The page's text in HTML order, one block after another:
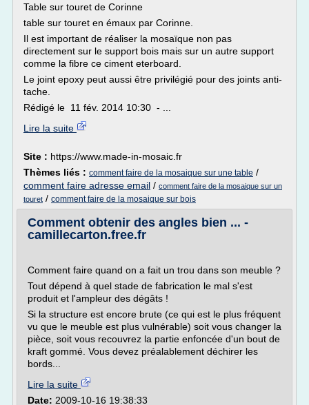
Table sur touret de Corinne
table sur touret en émaux par Corinne.
Il est important de réaliser la mosaïque non pas
directement sur le support bois mais sur un autre support
comme la fibre ce ciment eterboard.
Le joint epoxy peut aussi être privilégié pour des joints anti-
tache.
Rédigé le 11 fév. 2014 10:30 - ...
Lire la suite
Site : https://www.made-in-mosaic.fr
Thèmes liés : comment faire de la mosaique sur une table /
comment faire adresse email / comment faire de la mosaique sur un
touret / comment faire de la mosaique sur bois
Comment obtenir des angles bien ... -
camillecarton.free.fr
Comment faire quand on a fait un trou dans son meuble ?
Tout dépend à quel stade de fabrication le mal s'est
produit et l'ampleur des dégâts !
Si la structure est encore brute (ce qui est le plus fréquent
vu que le meuble est plus vulnérable) soit vous changer la
pièce, soit vous recouvrez la partie enfoncée d'un bout de
kraft gommé. Vous devez préalablement déchirer les
bords...
Lire la suite
Date: 2009-10-16 19:38:33